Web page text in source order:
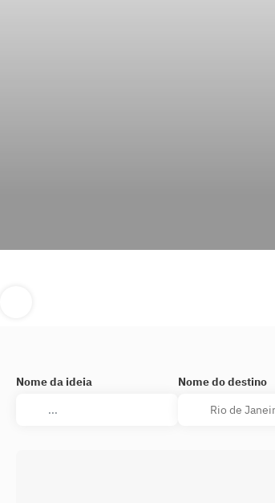
Nome da ideia Nome do destino